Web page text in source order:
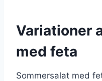
Variationer
med feta
Sommersalat med